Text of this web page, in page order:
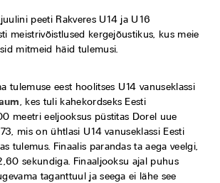
peeti Rakveres U14 ja U16
meistrivõistlused kergejõustikus, kus meie
mitmeid häid tulemusi.
tulemuse eest hoolitses U14 vanuseklassi
, kes tuli kahekordseks Eesti
meetri eeljooksus püstitas Dorel uue
mis on ühtlasi U14 vanuseklassi Eesti
tulemus. Finaalis parandas ta aega veelgi,
sekundiga. Finaaljooksu ajal puhus
taganttuul ja seega ei lähe see